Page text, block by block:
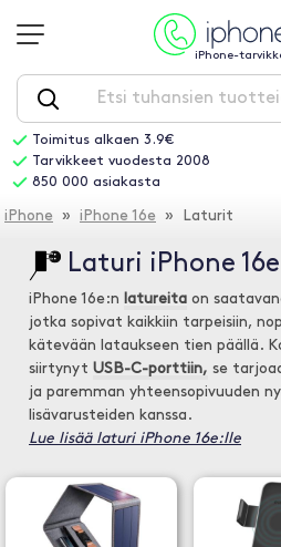
iPhone-
Toimitus alkaen 3.9€
Tarvikkeet vuodesta 2008
850 000 asiakasta
iPhone » iPhone 16e » Laturit
Laturi iPhone
iPhone 16e:n latureita on
jotka sopivat kaikkiin tarpeisiin,
kätevään lataukseen tien päällä.
siirtynyt USB-C-porttiin, se
ja paremman yhteensopivuuden
lisävarusteiden kanssa.
Lue lisää laturi iPhone 16e:lle